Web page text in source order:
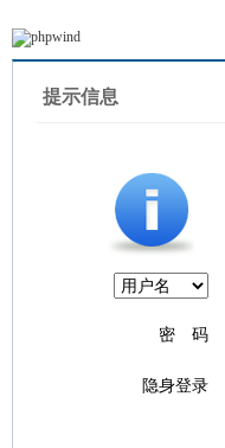
提示信息
密 码
隐身登录